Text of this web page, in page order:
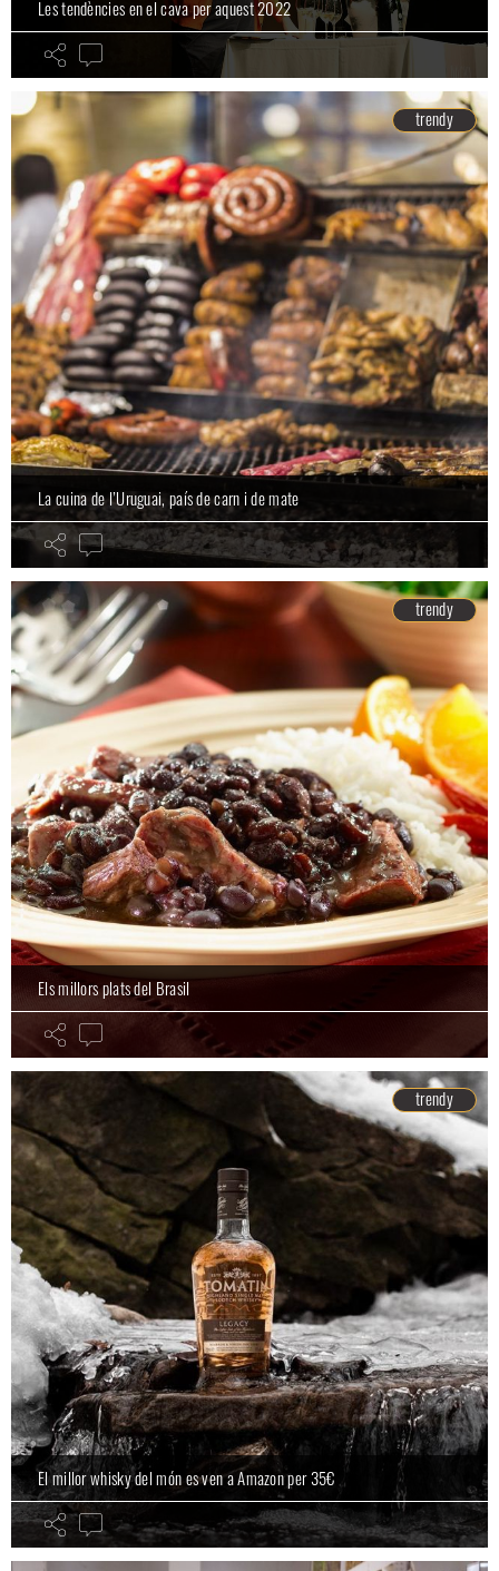
Les tendències en el cava per aquest 2022
trendy
La cuina de l’Uruguai, país de carn i de mate
trendy
Els millors plats del Brasil
trendy
El millor whisky del món es ven a Amazon per 35€